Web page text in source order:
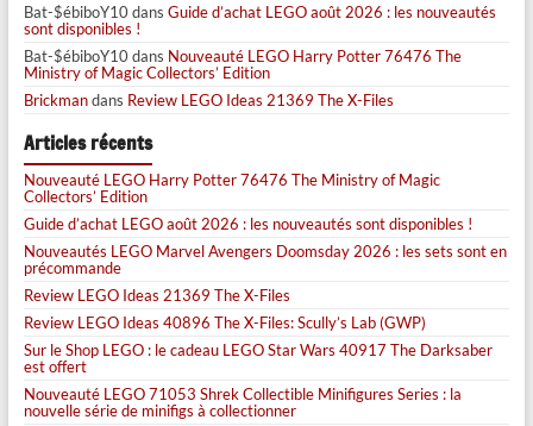
Bat-$ébiboY10dans Guide d’achat LEGO août 2026 : les nouveautés
sont disponibles !
Bat-$ébiboY10dans Nouveauté LEGO Harry Potter 76476 The
Ministry of Magic Collectors’ Edition
Brickmandans Review LEGO Ideas 21369 The X-Files
Articles récents
Nouveauté LEGO Harry Potter 76476 The Ministry of Magic
Collectors’ Edition
Guide d’achat LEGO août 2026 : les nouveautés sont disponibles !
Nouveautés LEGO Marvel Avengers Doomsday 2026 : les sets sont en
précommande
Review LEGO Ideas 21369 The X-Files
Review LEGO Ideas 40896 The X-Files: Scully’s Lab (GWP)
Sur le Shop LEGO : le cadeau LEGO Star Wars 40917 The Darksaber
est offert
Nouveauté LEGO 71053 Shrek Collectible Minifigures Series : la
nouvelle série de minifigs à collectionner